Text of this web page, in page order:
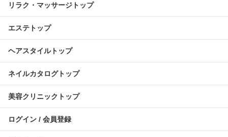
リラク・マッサージトップ
エステトップ
ヘアスタイルトップ
ネイルカタログトップ
美容クリニックトップ
ログイン / 会員登録